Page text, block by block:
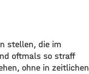
stellen, die im
oftmals so straff
ohne in zeitlichen